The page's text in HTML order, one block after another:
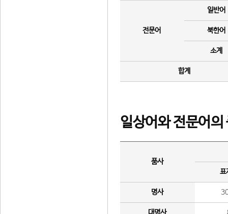
전문어
일반어
북한어
소계
합계
일상어와 전문어의
품사
표
명사